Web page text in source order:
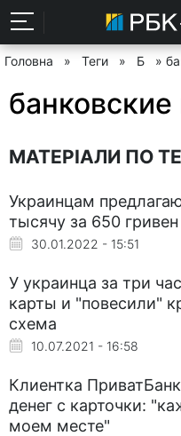
Головна » Теги » Б »
МАТЕРІАЛИ ПО
Украинцам
тысячу за 650 гривен
30.01.2022 - 15:51
У украинца за три
карты и "повесили"
схема
10.07.2021 - 16:58
Клиентка
денег с карточки:
моем месте"